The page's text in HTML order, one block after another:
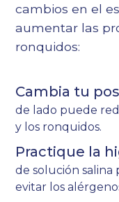
cambios en el
aumentar las
ronquidos:
Cambia tu
de lado puede
y los ronquidos.
Practique la
de solución salina
evitar los